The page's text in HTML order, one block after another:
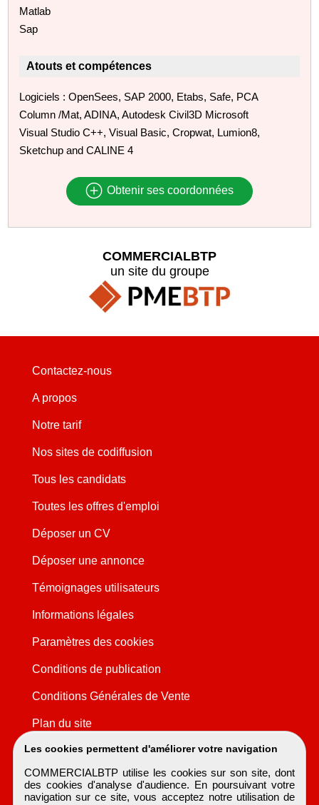
Matlab
Sap
Atouts et compétences
Logiciels : OpenSees, SAP 2000, Etabs, Safe, PCA
Column /Mat, ADINA, Autodesk Civil3D Microsoft
Visual Studio C++, Visual Basic, Cropwat, Lumion8,
Sketchup and CALINE 4
Obtenir ses coordonnées
Les cookies permettent d'améliorer votre navigation
COMMERCIALBTP utilise les cookies sur son site, dont
des cookies d'analyse d'audience. En poursuivant votre
navigation sur ce site, vous acceptez notre utilisation de
COMMERCIALBTP
un site du groupe
Contactez-nous
A propos
Notre tarif
Nos sites de codiffusion
Tous les candidats
Toutes les offres d'emploi
Déposer un CV
Déposer une annonce
Témoignages utilisateurs
Informations légales
Paramètres des cookies
Conditions de publication
Conditions Générales de Vente
Plan du site